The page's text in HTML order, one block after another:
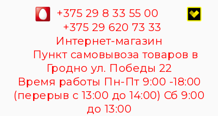
+375 29 8 33 55 00
+375 29 620 73 33
Интернет-магазин
Пункт самовывоза товаров в
Гродно ул. Победы 22
Время работы Пн-Пт 9:00 -18:00
(перерыв с 13:00 до 14:00) Сб 9:00
до 13:00